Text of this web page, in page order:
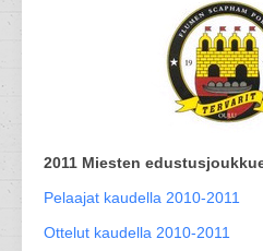
2011 Miesten
Pelaajat kaudella 2010-2011
Ottelut kaudella 2010-2011